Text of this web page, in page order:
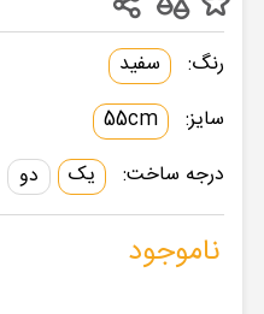
رنگ:
سفید
سایز:
55cm
درجه ساخت:
یک دو
ناموجود